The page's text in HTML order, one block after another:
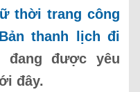
thời trang công
thanh lịch đi
đang được yêu
đây.